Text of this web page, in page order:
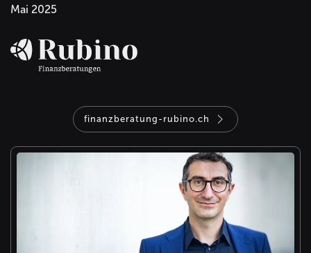
Mai 2025
finanzberatung-rubino.ch